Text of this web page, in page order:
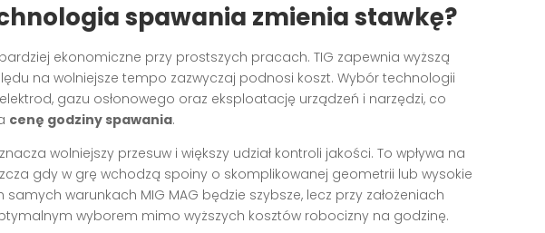
spawania zmienia stawkę?
ekonomiczne przy prostszych pracach. TIG zapewnia wyższą
na wolniejsze tempo zazwyczaj podnosi koszt. Wybór technologii
gazu osłonowego oraz eksploatację urządzeń i narzędzi, co
cenę godziny spawania.
wolniejszy przesuw i większy udział kontroli jakości. To wpływa na
gdy w grę wchodzą spoiny o skomplikowanej geometrii lub wysokie
warunkach MIG MAG będzie szybsze, lecz przy założeniach
wyborem mimo wyższych kosztów robocizny na godzinę.